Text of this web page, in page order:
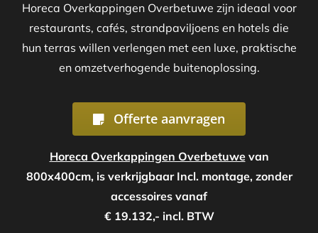
Horeca Overkappingen Overbetuwe zijn ideaal voor
restaurants, cafés, strandpaviljoens en hotels die
hun terras willen verlengen met een luxe, praktische
en omzetverhogende buitenoplossing.
Offerte aanvragen
Horeca Overkappingen Overbetuwevan
800x400cm, is verkrijgbaar Incl. montage, zonder
accessoires vanaf
€ 19.132,- incl. BTW